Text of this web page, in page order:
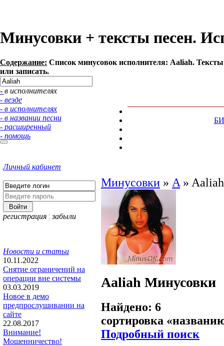
Минусовки + тексты песен.
Содержание: Список минусовок исполнителя: Aaliah.
или записать.
- в исполнителях
- везде
- в исполнителях
- в названии песни
- расширенный
- помощь
Личный кабинет
регистрация ¦ забыли
Новости и статьи
10.11.2022
Снятие ограничений на
операции вне системы
03.03.2019
Новое в демо
предпрослушивании на
сайте
22.08.2017
Внимание!
Мошенничество!
Минусовки » A » Aaliah
Aaliah Минусовки
Найдено: 6
сортировка «
Подробный поиск